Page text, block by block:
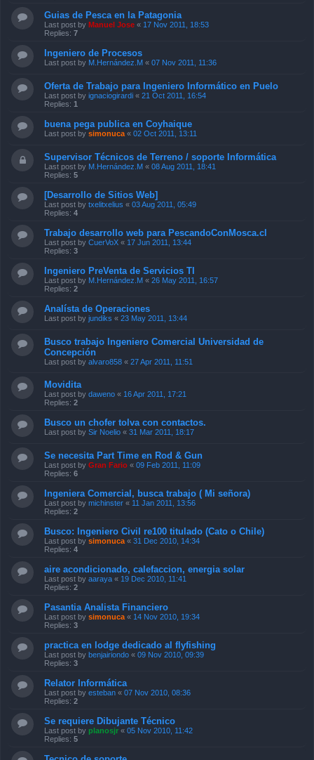
Guias de Pesca en la Patagonia
Last post by Manuel Jose « 17 Nov 2011, 18:53
Replies: 7
Ingeniero de Procesos
Last post by M.Hernández.M « 07 Nov 2011, 11:36
Oferta de Trabajo para Ingeniero Informático en Puelo
Last post by ignaciogirardi « 21 Oct 2011, 16:54
Replies: 1
buena pega publica en Coyhaique
Last post by simonuca « 02 Oct 2011, 13:11
Supervisor Técnicos de Terreno / soporte Informática
Last post by M.Hernández.M « 08 Aug 2011, 18:41
Replies: 5
[Desarrollo de Sitios Web]
Last post by txelitxelius « 03 Aug 2011, 05:49
Replies: 4
Trabajo desarrollo web para PescandoConMosca.cl
Last post by CuerVoX « 17 Jun 2011, 13:44
Replies: 3
Ingeniero PreVenta de Servicios TI
Last post by M.Hernández.M « 26 May 2011, 16:57
Replies: 2
Analísta de Operaciones
Last post by jundiks « 23 May 2011, 13:44
Busco trabajo Ingeniero Comercial Universidad de
Concepción
Last post by alvaro858 « 27 Apr 2011, 11:51
Movidita
Last post by daweno « 16 Apr 2011, 17:21
Replies: 2
Busco un chofer tolva con contactos.
Last post by Sir Noelio « 31 Mar 2011, 18:17
Se necesita Part Time en Rod & Gun
Last post by Gran Fario « 09 Feb 2011, 11:09
Replies: 6
Ingeniera Comercial, busca trabajo ( Mi señora)
Last post by michinster « 11 Jan 2011, 13:56
Replies: 2
Busco: Ingeniero Civil re100 titulado (Cato o Chile)
Last post by simonuca « 31 Dec 2010, 14:34
Replies: 4
aire acondicionado, calefaccion, energia solar
Last post by aaraya « 19 Dec 2010, 11:41
Replies: 2
Pasantia Analista Financiero
Last post by simonuca « 14 Nov 2010, 19:34
Replies: 3
practica en lodge dedicado al flyfishing
Last post by benjairiondo « 09 Nov 2010, 09:39
Replies: 3
Relator Informática
Last post by esteban « 07 Nov 2010, 08:36
Replies: 2
Se requiere Dibujante Técnico
Last post by planosjr « 05 Nov 2010, 11:42
Replies: 5